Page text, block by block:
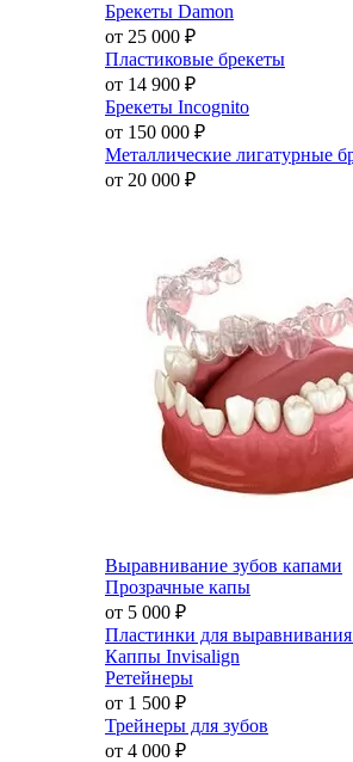
Брекеты Damon
от 25 000 ₽
Пластиковые брекеты
от 14 900 ₽
Брекеты Incognito
от 150 000 ₽
Металлические лигатурные
от 20 000 ₽
Выравнивание зубов капами
Прозрачные капы
от 5 000 ₽
Пластинки для выравнивания
Каппы Invisalign
Ретейнеры
от 1 500 ₽
Трейнеры для зубов
от 4 000 ₽